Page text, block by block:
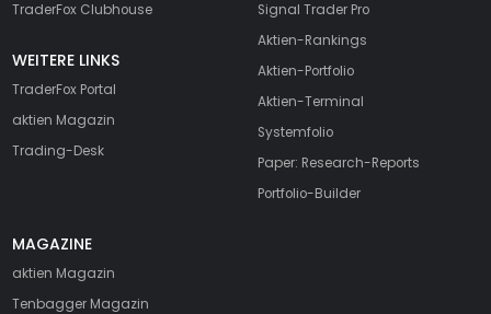
TraderFox Clubhouse
WEITERE LINKS
TraderFox Portal
aktien Magazin
Trading-Desk
Signal Trader Pro
Aktien-Rankings
Aktien-Portfolio
Aktien-Terminal
Systemfolio
Paper: Research-Reports
Portfolio-Builder
MAGAZINE
aktien Magazin
Tenbagger Magazin